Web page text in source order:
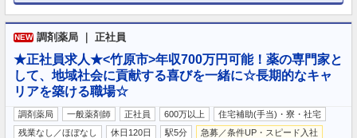
NEW 調剤薬局 ｜ 正社員
★正社員求人★<竹原市>年収700万円可能！薬の専門家と
して、地域社会に貢献する喜びを一緒に☆長期的なキャ
リアを築ける職場☆
調剤薬局 一般薬剤師 正社員 600万以上
住宅補助(手当)・寮・社宅
残業なし／ほぼなし
休日120日 駅5分
急募／条件UP・スピード入社